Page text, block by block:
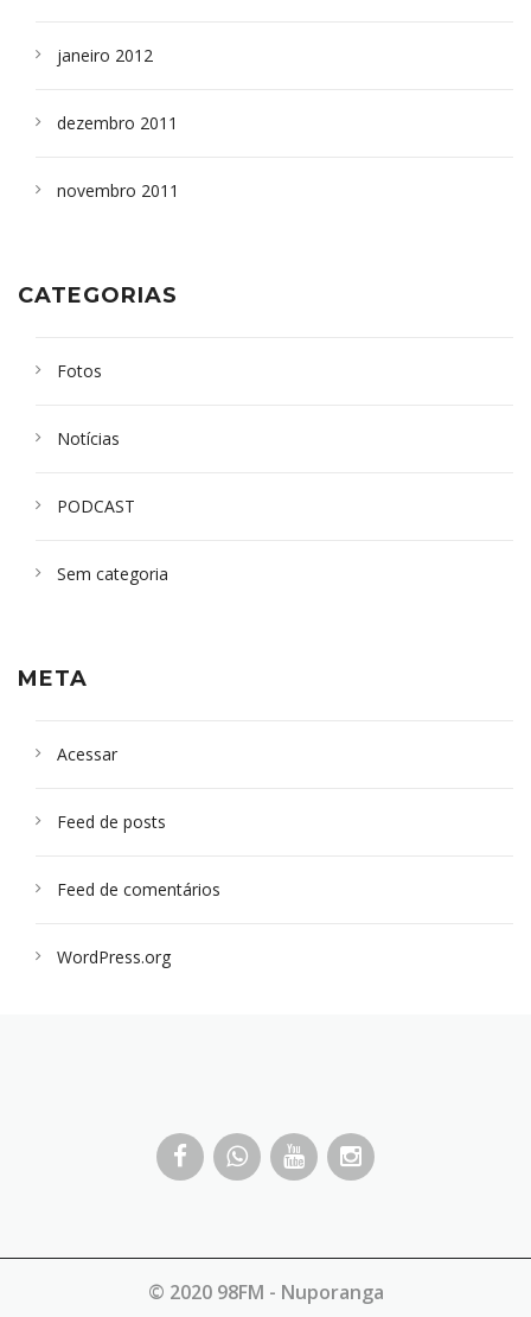
janeiro 2012
dezembro 2011
novembro 2011
CATEGORIAS
Fotos
Notícias
PODCAST
Sem categoria
META
Acessar
Feed de posts
Feed de comentários
WordPress.org
© 2020 98FM - Nuporanga